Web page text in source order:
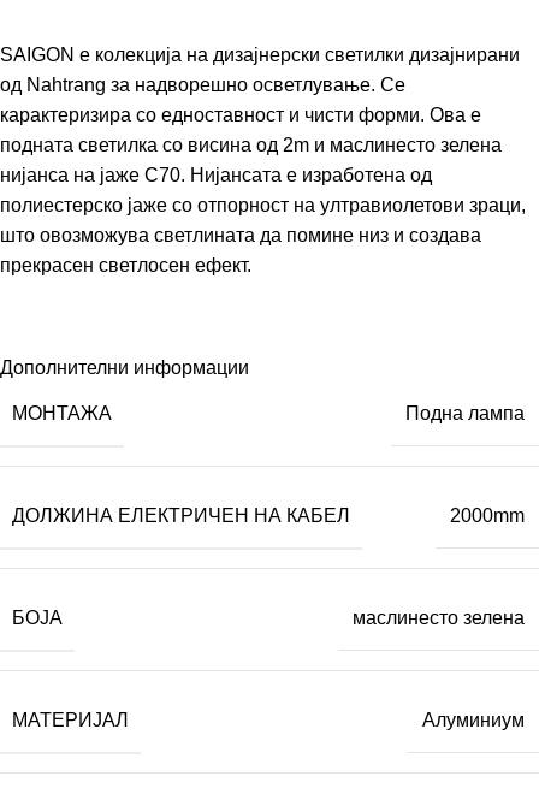
SAIGON е колекција на дизајнерски светилки дизајнирани
од Nahtrang за надворешно осветлување. Се
карактеризира со едноставност и чисти форми. Ова е
подната светилка со висина од 2m и маслинесто зелена
нијанса на јаже C70. Нијансата е изработена од
полиестерско јаже со отпорност на ултравиолетови зраци,
што овозможува светлината да помине низ и создава
прекрасен светлосен ефект.
Дополнителни информации
МОНТАЖА Подна лампа
ДОЛЖИНА ЕЛЕКТРИЧЕН НА КАБЕЛ 2000mm
БОЈА маслинесто зелена
МАТЕРИЈАЛ Алуминиум